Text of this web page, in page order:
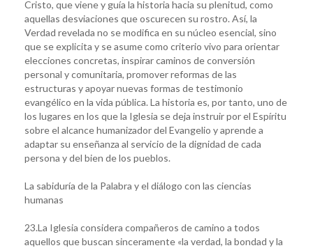
Cristo, que viene y guía la historia hacia su plenitud, como
aquellas desviaciones que oscurecen su rostro. Así, la
Verdad revelada no se modifica en su núcleo esencial, sino
que se explicita y se asume como criterio vivo para orientar
elecciones concretas, inspirar caminos de conversión
personal y comunitaria, promover reformas de las
estructuras y apoyar nuevas formas de testimonio
evangélico en la vida pública. La historia es, por tanto, uno de
los lugares en los que la Iglesia se deja instruir por el Espíritu
sobre el alcance humanizador del Evangelio y aprende a
adaptar su enseñanza al servicio de la dignidad de cada
persona y del bien de los pueblos.
La sabiduría de la Palabra y el diálogo con las ciencias
humanas
23.La Iglesia considera compañeros de camino a todos
aquellos que buscan sinceramente «la verdad, la bondad y la